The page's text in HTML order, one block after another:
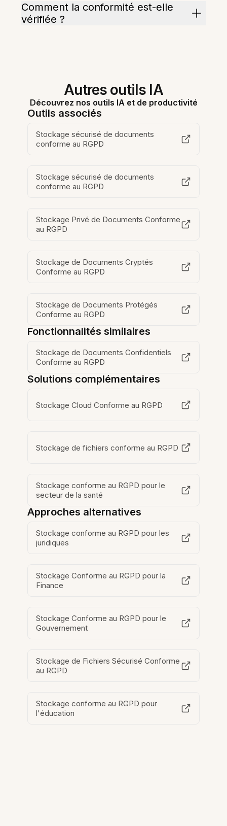
Comment la conformité est-elle
vérifiée ?
Autres outils IA
Découvrez nos outils IA et de productivité
Outils associés
Stockage sécurisé de documents
conforme au RGPD
Stockage sécurisé de documents
conforme au RGPD
Stockage Privé de Documents Conforme
au RGPD
Stockage de Documents Cryptés
Conforme au RGPD
Stockage de Documents Protégés
Conforme au RGPD
Fonctionnalités similaires
Stockage de Documents Confidentiels
Conforme au RGPD
Solutions complémentaires
Stockage Cloud Conforme au RGPD
Stockage de fichiers conforme au RGPD
Stockage conforme au RGPD pour le
secteur de la santé
Approches alternatives
Stockage conforme au RGPD pour les
juridiques
Stockage Conforme au RGPD pour la
Finance
Stockage Conforme au RGPD pour le
Gouvernement
Stockage de Fichiers Sécurisé Conforme
au RGPD
Stockage conforme au RGPD pour
l'éducation